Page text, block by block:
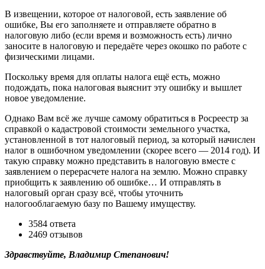
В извещении, которое от налоговой, есть заявление об
ошибке, Вы его заполняете и отправляете обратно в
налоговую либо (если время и возможность есть) лично
заносите в налоговую и передаёте через окошко по работе с
физическими лицами.
Поскольку время для оплаты налога ещё есть, можно
подождать, пока налоговая выяснит эту ошибку и вышлет
новое уведомление.
Однако Вам всё же лучше самому обратиться в Росреестр за
справкой о кадастровой стоимости земельного участка,
установленной в тот налоговый период, за который начислен
налог в ошибочном уведомлении (скорее всего — 2014 год). И
такую справку можно представить в налоговую вместе с
заявлением о перерасчете налога на землю. Можно справку
приобщить к заявлению об ошибке… И отправлять в
налоговый орган сразу всё, чтобы уточнить
налогооблагаемую базу по Вашему имуществу.
3584 ответа
2469 отзывов
Здравствуйте, Владимир Степанович!